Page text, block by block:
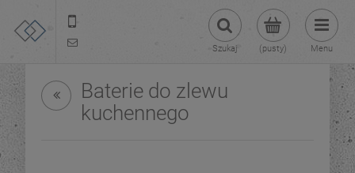
(pusty)
Szukaj Menu
Baterie do zlewu
kuchennego